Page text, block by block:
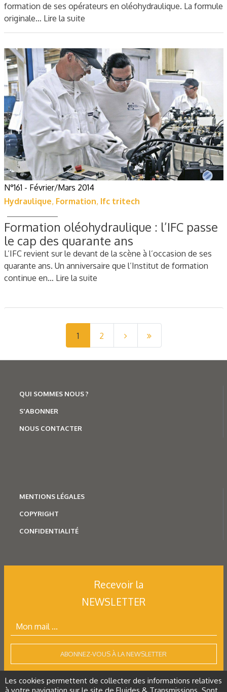
formation de ses opérateurs en oléohydraulique. La formule
originale… Lire la suite
N°161 - Février/Mars 2014
Hydraulique, Formation, Ifc tritech
Formation oléohydraulique : l’IFC passe
le cap des quarante ans
L’IFC revient sur le devant de la scène à l’occasion de ses
quarante ans. Un anniversaire que l’Institut de formation
continue en… Lire la suite
1 2
QUI SOMMES NOUS ?
S'ABONNER
NOUS CONTACTER
MENTIONS LÉGALES
COPYRIGHT
CONFIDENTIALITÉ
Recevoir la
NEWSLETTER
ABONNEZ-VOUS À LA NEWSLETTER
Les cookies permettent de collecter des informations relatives